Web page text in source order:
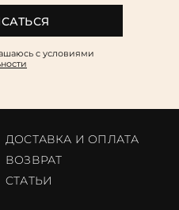
c условиями
ДОСТАВКА И ОПЛАТА
ВОЗВРАТ
CТАТЬИ